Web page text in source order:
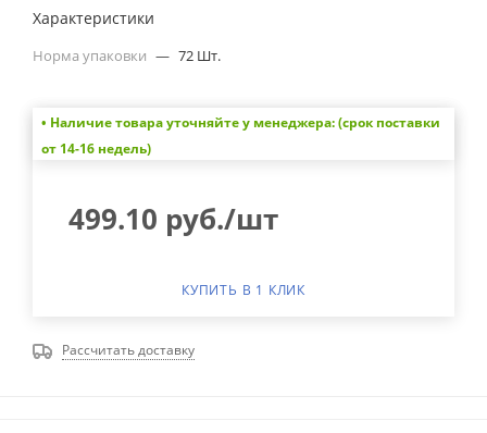
Характеристики
Норма упаковки — 72 Шт.
• Наличие товара уточняйте у менеджера: (срок поставки
от 14-16 недель)
499.10 руб./шт
КУПИТЬ В 1 КЛИК
Рассчитать доставку